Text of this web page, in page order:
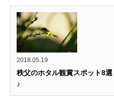
2018.05.19
秩父のホタル観賞スポット8
♪